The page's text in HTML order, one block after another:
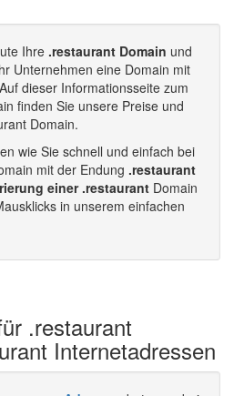
Ihre .restaurant Domain und
Unternehmen eine Domain mit
dieser Informationsseite zum
finden Sie unsere Preise und
Domain.
wie Sie schnell und einfach bei
mit der Endung .restaurant
einer .restaurant Domain
in unserem einfachen
.restaurant
Internetadressen